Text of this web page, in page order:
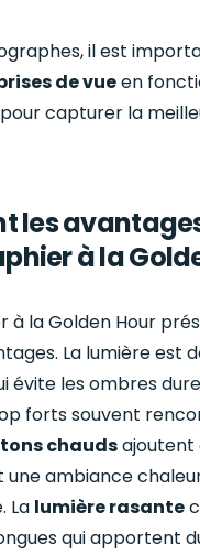
il est
de vueen
capturer la
les
à la
à la Golden Hour
La lumière est
évite les ombres
forts souvent
tons chaudsajoutent
ambiance
La lumière rasante
qui apportent